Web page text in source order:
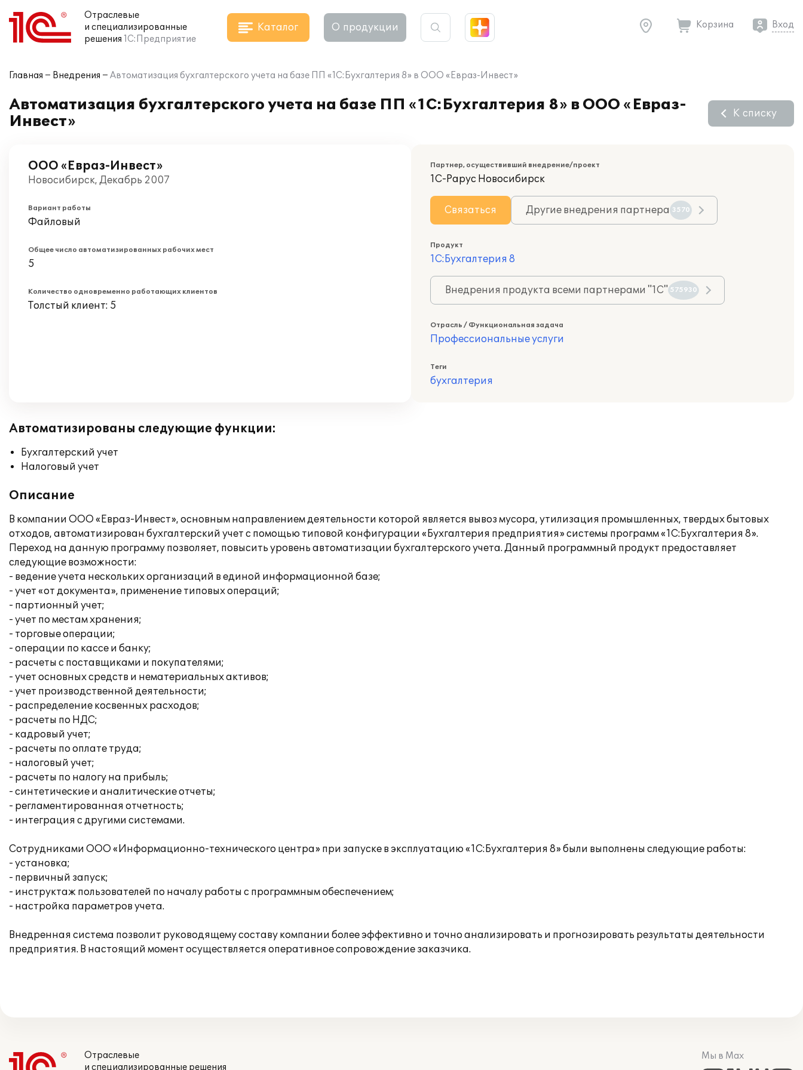
Отраслевые
и специализированные
решения 1С:Предприятие
Каталог О продукции Корзина Вход
Главная Внедрения Автоматизация бухгалтерского учета на базе ПП «1С:Бухгалтерия 8» в ООО «Евраз-Инвест»
Автоматизация бухгалтерского учета на базе ПП «1С:Бухгалтерия 8» в ООО «Евраз-
Инвест»
К списку
ООО «Евраз-Инвест»
Новосибирск, Декабрь 2007
Вариант работы
Файловый
Общее число автоматизированных рабочих мест
5
Количество одновременно работающих клиентов
Толстый клиент: 5
Партнер, осуществивший внедрение/проект
1С-Рарус Новосибирск
Связаться Другие внедрения партнера 3570
Продукт
1С:Бухгалтерия 8
Внедрения продукта всеми партнерами "1С" 575930
Отрасль / Функциональная задача
Профессиональные услуги
Теги
бухгалтерия
Автоматизированы следующие функции:
Бухгалтерский учет
Налоговый учет
Описание
В компании ООО «Евраз-Инвест», основным направлением деятельности которой является вывоз мусора, утилизация промышленных, твердых бытовых
отходов, автоматизирован бухгалтерский учет с помощью типовой конфигурации «Бухгалтерия предприятия» системы программ «1С:Бухгалтерия 8».
Переход на данную программу позволяет, повысить уровень автоматизации бухгалтерского учета. Данный программный продукт предоставляет
следующие возможности:
- ведение учета нескольких организаций в единой информационной базе;
- учет «от документа», применение типовых операций;
- партионный учет;
- учет по местам хранения;
- торговые операции;
- операции по кассе и банку;
- расчеты с поставщиками и покупателями;
- учет основных средств и нематериальных активов;
- учет производственной деятельности;
- распределение косвенных расходов;
- расчеты по НДС;
- кадровый учет;
- расчеты по оплате труда;
- налоговый учет;
- расчеты по налогу на прибыль;
- синтетические и аналитические отчеты;
- регламентированная отчетность;
- интеграция с другими системами.
Сотрудниками ООО «Информационно-технического центра» при запуске в эксплуатацию «1С:Бухгалтерия 8» были выполнены следующие работы:
- установка;
- первичный запуск;
- инструктаж пользователей по началу работы с программным обеспечением;
- настройка параметров учета.
Внедренная система позволит руководящему составу компании более эффективно и точно анализировать и прогнозировать результаты деятельности
предприятия. В настоящий момент осуществляется оперативное сопровождение заказчика.
Отраслевые
и специализированные решения
Мы в Max